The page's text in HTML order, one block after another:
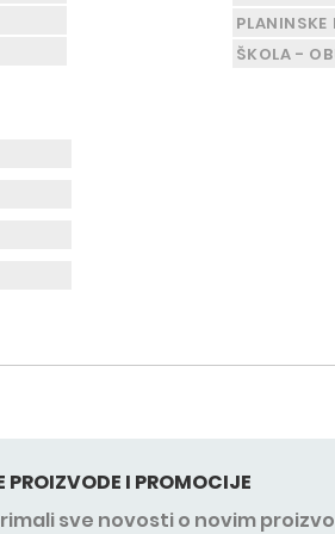
PLANINSKE
ŠKOLA -
I PROMOCIJE
sve novosti o novim